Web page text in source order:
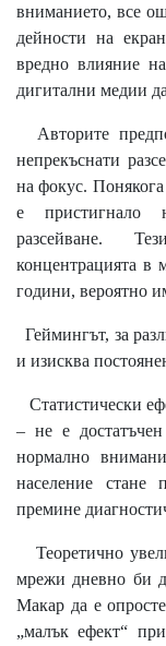
вниманието, все
дейности на
вредно влияние
дигитални медии
Авторите
непрекъснати
на фокус.
е пристигнало
разсейване.
концентрацията в
години, вероятно
Геймингът, за
и изисква
Статистически
– не е
нормално
население стане
премине
Теоретично
мрежи дневно би
Макар да е
„малък ефект“